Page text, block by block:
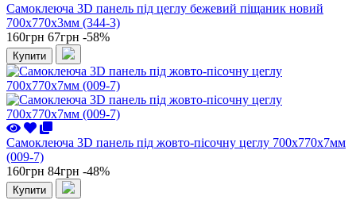
Самоклеюча 3D панель під цеглу бежевий піщаник новий
700x770x3мм (344-3)
160грн 67грн -58%
Купити
Самоклеюча 3D панель під жовто-пісочну цеглу 700x770x7мм
(009-7)
160грн 84грн -48%
Купити